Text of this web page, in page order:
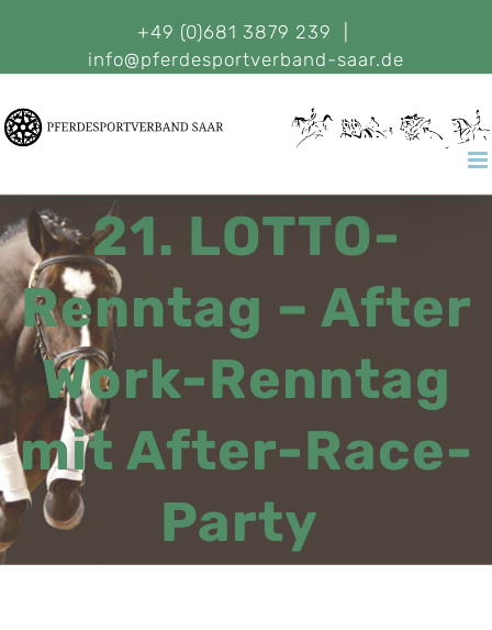
+49 (0)681 3879 239
info@pferdesportverband-saar.de
21. LOTTO-
Renntag – After
Work-Renntag
mit After-Race-
Party